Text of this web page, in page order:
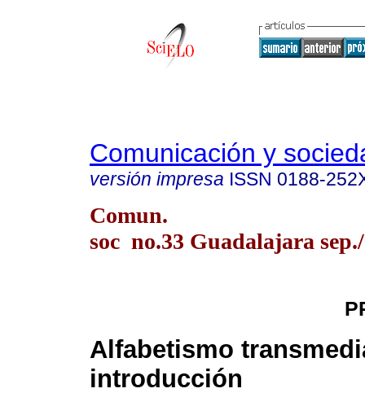
Comunicación y
versión impresa ISSN 0188-
Comun.
soc no.33 Guadalajara
Alfabetismo
introducción